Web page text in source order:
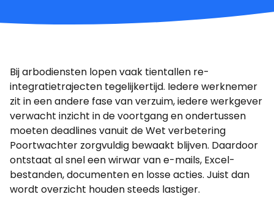
Bij arbodiensten lopen vaak tientallen re-
integratietrajecten tegelijkertijd. Iedere werknemer
zit in een andere fase van verzuim, iedere werkgever
verwacht inzicht in de voortgang en ondertussen
moeten deadlines vanuit de Wet verbetering
Poortwachter zorgvuldig bewaakt blijven. Daardoor
ontstaat al snel een wirwar van e-mails, Excel-
bestanden, documenten en losse acties. Juist dan
wordt overzicht houden steeds lastiger.